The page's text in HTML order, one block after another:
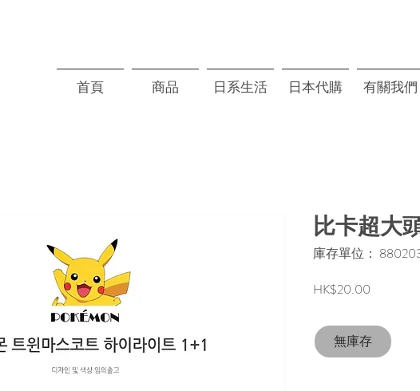
首頁 商品 日系生活 日本代購 有關我們
比卡超大
庫存單位：
HK$20.00
無庫存